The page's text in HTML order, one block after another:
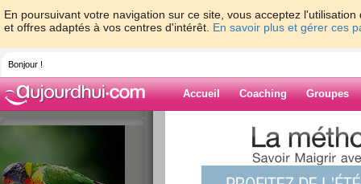
En poursuivant votre navigation sur ce site, vous acceptez
et offres adaptés à vos centres d'intérêt. En savoir plus et gérer ces
Bonjour !
Accueil Coaching Groupes
> > Petit
Blog de